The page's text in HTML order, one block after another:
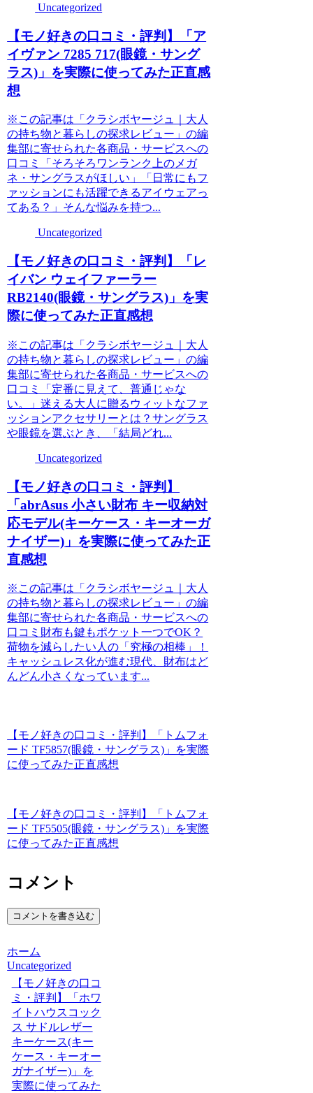
Uncategorized
【モノ好きの口コミ・評判】「ア
イヴァン 7285 717(眼鏡・サング
ラス)」を実際に使ってみた正直感
想
※この記事は「クラシボヤージュ｜大人
の持ち物と暮らしの探求レビュー」の編
集部に寄せられた各商品・サービスへの
口コミ「そろそろワンランク上のメガ
ネ・サングラスがほしい」「日常にもフ
ァッションにも活躍できるアイウェアっ
てある？」そんな悩みを持つ...
Uncategorized
【モノ好きの口コミ・評判】「レ
イバン ウェイファーラー
RB2140(眼鏡・サングラス)」を実
際に使ってみた正直感想
※この記事は「クラシボヤージュ｜大人
の持ち物と暮らしの探求レビュー」の編
集部に寄せられた各商品・サービスへの
口コミ「定番に見えて、普通じゃな
い。」迷える大人に贈るウィットなファ
ッションアクセサリーとは？サングラス
や眼鏡を選ぶとき、「結局どれ...
Uncategorized
【モノ好きの口コミ・評判】
「abrAsus 小さい財布 キー収納対
応モデル(キーケース・キーオーガ
ナイザー)」を実際に使ってみた正
直感想
※この記事は「クラシボヤージュ｜大人
の持ち物と暮らしの探求レビュー」の編
集部に寄せられた各商品・サービスへの
口コミ財布も鍵もポケット一つでOK？
荷物を減らしたい人の「究極の相棒」！
キャッシュレス化が進む現代、財布はど
んどん小さくなっています...
【モノ好きの口コミ・評判】「トムフォ
ード TF5857(眼鏡・サングラス)」を実際
に使ってみた正直感想
【モノ好きの口コミ・評判】「トムフォ
ード TF5505(眼鏡・サングラス)」を実際
に使ってみた正直感想
コメント
コメントを書き込む
ホーム
Uncategorized
【モノ好きの口コ
ミ・評判】「ホワ
イトハウスコック
ス サドルレザー
キーケース(キー
ケース・キーオー
ガナイザー)」を
実際に使ってみた